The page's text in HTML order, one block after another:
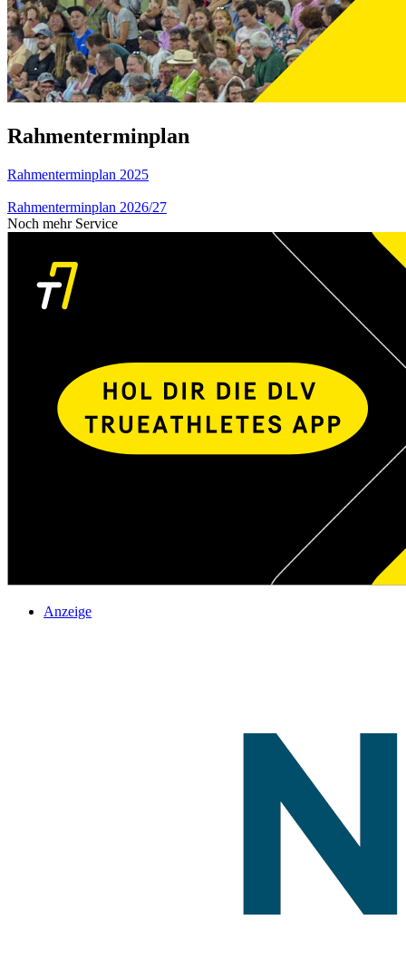
Rahmenterminplan
Rahmenterminplan 2025
Rahmenterminplan 2026/27
Noch mehr Service
Anzeige